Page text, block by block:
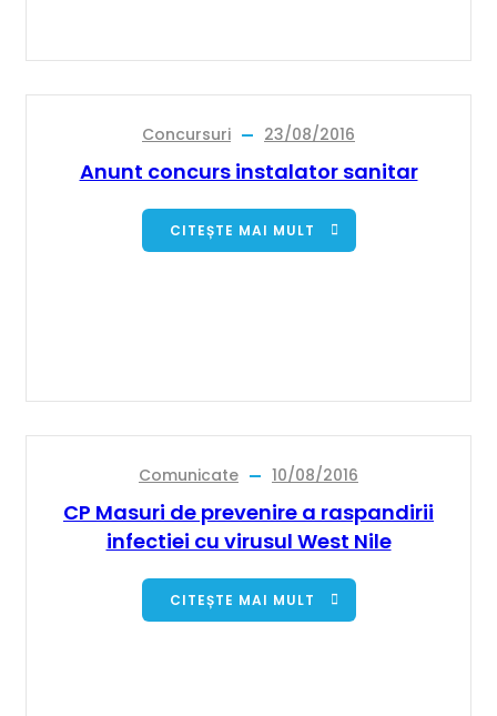
Concursuri 23/08/2016
Anunt concurs instalator sanitar
CITEȘTE MAI MULT
Comunicate 10/08/2016
CP Masuri de prevenire a raspandirii
infectiei cu virusul West Nile
CITEȘTE MAI MULT